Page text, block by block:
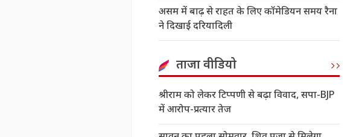
असम में बाढ़ से राहत के लिए कॉमेडियन समय रैना
ने दिखाई दरियादिली
ताजा वीडियो
श्रीराम को लेकर टिप्पणी से बढ़ा विवाद, सपा-BJP
में आरोप-प्रत्यार तेज